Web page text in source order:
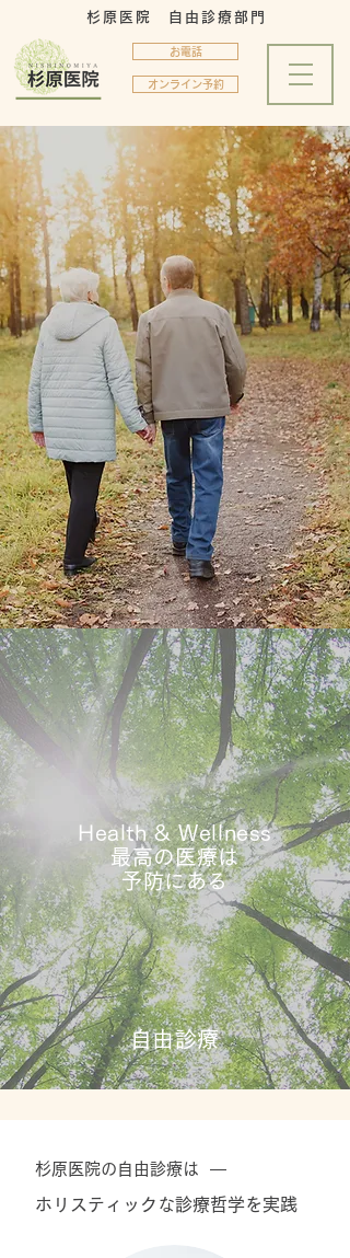
杉原医院 ​自由診療部門
オンライン予約
お電話
Health & Wellness
​最高の医療は
予防にある
​自由診療
杉原医院の自由診療は —
ホリスティックな診療哲学を実践